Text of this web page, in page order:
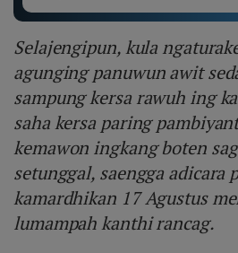
Selajengipun, kula
agunging panuwun awit
sampung kersa rawuh ing
saha kersa paring
kemawon ingkang boten
setunggal, saengga adicara
kamardhikan 17 Agustus
lumampah kanthi rancag.